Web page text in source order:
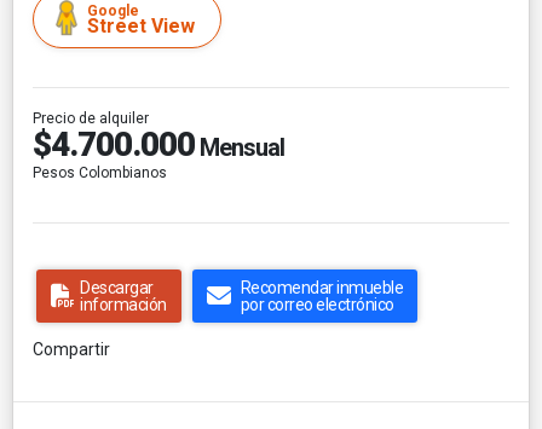
Google
Street View
Precio de alquiler
$4.700.000 Mensual
Pesos Colombianos
Descargar
información
Recomendar inmueble
por correo electrónico
Compartir